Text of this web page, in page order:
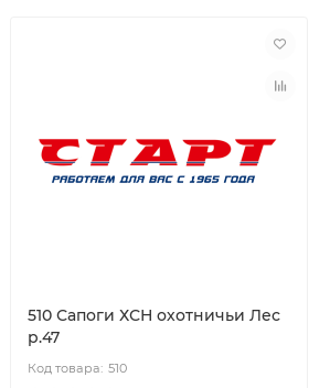
510 Сапоги ХСН охотничьи Лес
р.47
510